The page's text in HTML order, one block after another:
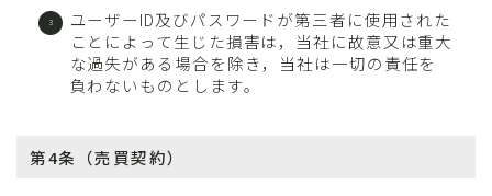
ユーザーID及びパスワードが第三者に使用された
ことによって生じた損害は，当社に故意又は重大
な過失がある場合を除き，当社は一切の責任を
負わないものとします。
第4条（売買契約）